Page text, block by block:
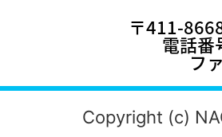
〒411-
電話
フ
Copyright (c)